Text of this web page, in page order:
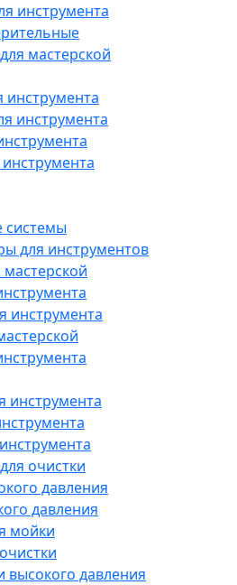
инструмента
мастерской
инструмента
для инструментов
инструмента
инструмента
очистки
давления
давления
мойки
высокого давления